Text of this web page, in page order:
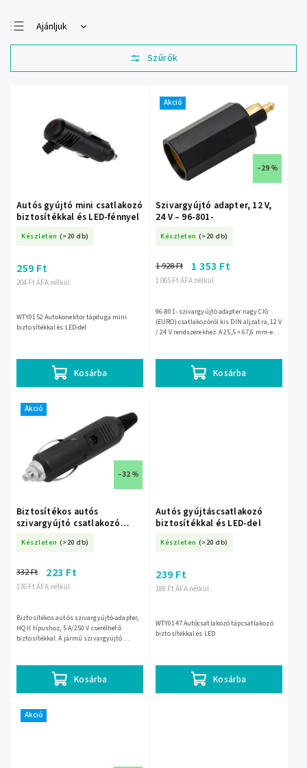
Ajánljuk
Legolcsóbb elöl
Legdrágább
ABC szerint
Autós gyújtó mini csatlakozó
biztosítékkal és LED-fénnyel
Készleten (>20 db)
204 Ft ÁFA nélkül
259 Ft
Kosárba
WTY0152 Autokonektor tápduga mini
biztosítékkal és LED-del
Akció
–29 %
Szivargyújtó adapter, 12 V,
24 V – 96-801-
Készleten (>20 db)
1 065 Ft ÁFA nélkül
1 928 Ft 1 353 Ft
Kosárba
96-801- szivargyújtó adapter nagy CIG
(EURO) csatlakozóról kis DIN aljzatra, 12 V
/ 24 V rendszerekhez. A 25,5 × 67,6 mm-es
Akció
–32 %
Biztosítékos autós
szivargyújtó csatlakozó
Készleten (>20 db)
176 Ft ÁFA nélkül
332 Ft 223 Ft
Kosárba
Biztosítékos autós szivargyújtó-adapter,
HQ II típushoz, 5 A/250 V cserélhető
biztosítékkal. A jármű szivargyújtó
Autós gyújtáscsatlakozó
biztosítékkal és LED-del
Készleten (>20 db)
188 Ft ÁFA nélkül
239 Ft
Kosárba
WTY0147 Autócsatlakozó tápcsatlakozó
biztosítékkal és LED
Akció